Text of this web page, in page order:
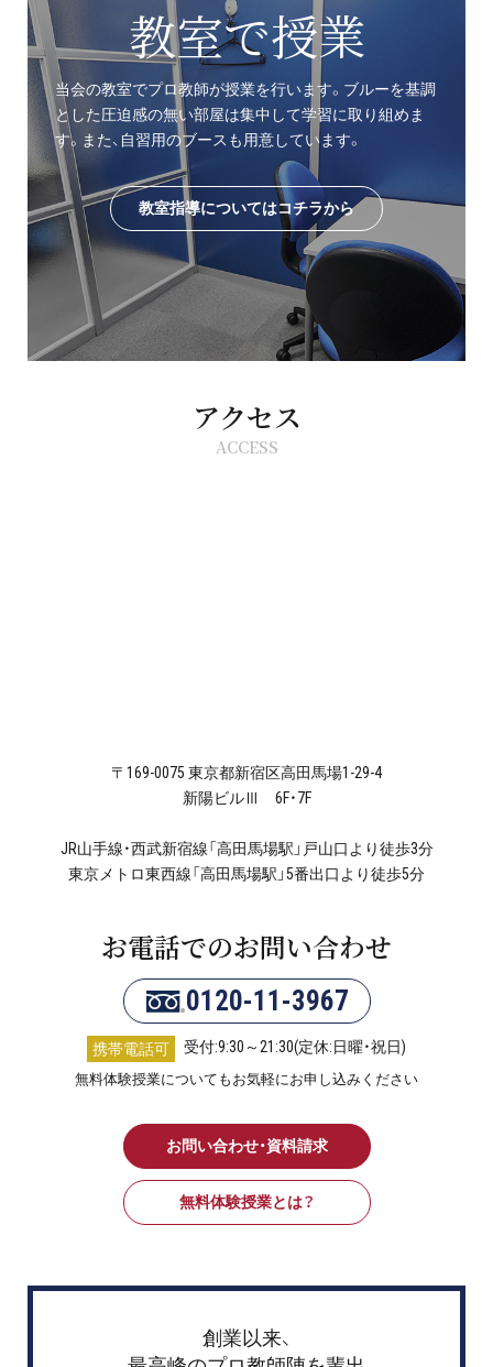
教室で授業
当会の教室でプロ教師が授業を行います。ブルーを基調
とした圧迫感の無い部屋は集中して学習に取り組めま
す。また、自習用のブースも用意しています。
教室指導についてはコチラから
アクセス
ACCESS
〒169-0075 東京都新宿区高田馬場1-29-4
新陽ビルⅢ 6F・7F
JR山手線・西武新宿線「高田馬場駅」戸山口より徒歩3分
東京メトロ東西線「高田馬場駅」5番出口より徒歩5分
お電話でのお問い合わせ
0120-11-3967
携帯電話可 受付:9:30～21:30(定休:日曜・祝日)
無料体験授業についてもお気軽にお申し込みください
お問い合わせ・資料請求
無料体験授業とは？
創業以来、